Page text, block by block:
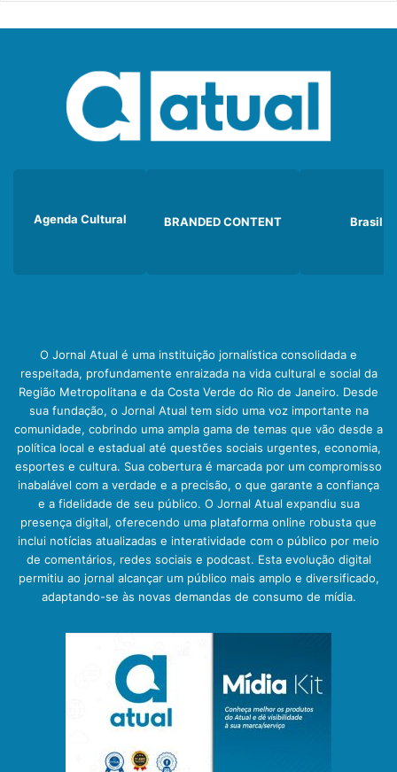
Agenda Cultural BRANDED CONTENT Brasil
O Jornal Atual é uma instituição jornalística consolidada e
respeitada, profundamente enraizada na vida cultural e social da
Região Metropolitana e da Costa Verde do Rio de Janeiro. Desde
sua fundação, o Jornal Atual tem sido uma voz importante na
comunidade, cobrindo uma ampla gama de temas que vão desde a
política local e estadual até questões sociais urgentes, economia,
esportes e cultura. Sua cobertura é marcada por um compromisso
inabalável com a verdade e a precisão, o que garante a confiança
e a fidelidade de seu público. O Jornal Atual expandiu sua
presença digital, oferecendo uma plataforma online robusta que
inclui notícias atualizadas e interatividade com o público por meio
de comentários, redes sociais e podcast. Esta evolução digital
permitiu ao jornal alcançar um público mais amplo e diversificado,
adaptando-se às novas demandas de consumo de mídia.